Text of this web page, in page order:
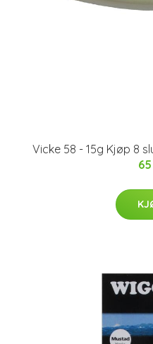
Vicke 58 - 15g Kjøp 8